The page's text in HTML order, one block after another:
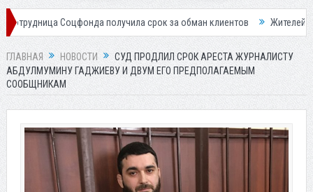
Соцфонда получила срок за обман клиентов Жителей Дагестана
ГЛАВНАЯ НОВОСТИ
СУД ПРОДЛИЛ СРОК АРЕСТА ЖУРНАЛИСТУ
АБДУЛМУМИНУ ГАДЖИЕВУ И ДВУМ ЕГО ПРЕДПОЛАГАЕМЫМ
СООБЩНИКАМ